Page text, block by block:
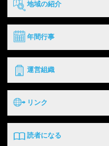
地域の紹介
年間行事
運営組織
リンク
読者になる